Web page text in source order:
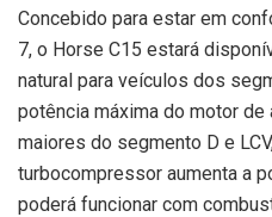
Concebido para estar em
7, o Horse C15 estará
natural para veículos dos
potência máxima do motor de
maiores do segmento D e
turbocompressor aumenta a
poderá funcionar com